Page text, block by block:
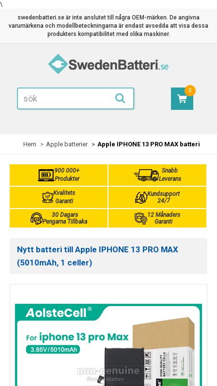
\
swedenbatteri.se är inte anslutet till några OEM-märken. De angivna
varumärkena och modellbeteckningarna är endast avsedda att visa dessa
produkters kompatibilitet med olika maskiner.
0
Hem Apple batterier Apple IPHONE 13 PRO MAX batteri
900 000+
Produkter
Snabb
Leverans
Kvalitets
Garanti
Kundsupport
24/7
30 Dagars
Pengarna Tillbaka
12 Månaders
Garanti
Nytt batteri till Apple IPHONE 13 PRO MAX
(5010mAh, 1 celler)